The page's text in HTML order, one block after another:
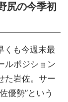
尻の今季初
くも今週末最
ルポジション
た岩佐。サー
優勢”という